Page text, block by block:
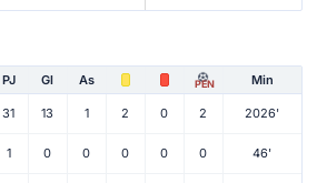
PJ Gl As PEN Min
31 13 1 2 0 2 2026'
1 0 0 0 0 0 46'